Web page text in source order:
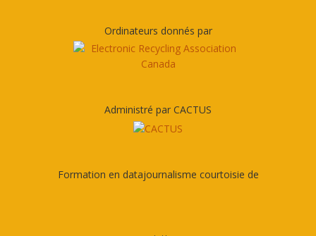
Ordinateurs donnés par
Administré par CACTUS
Formation en datajournalisme courtoisie de